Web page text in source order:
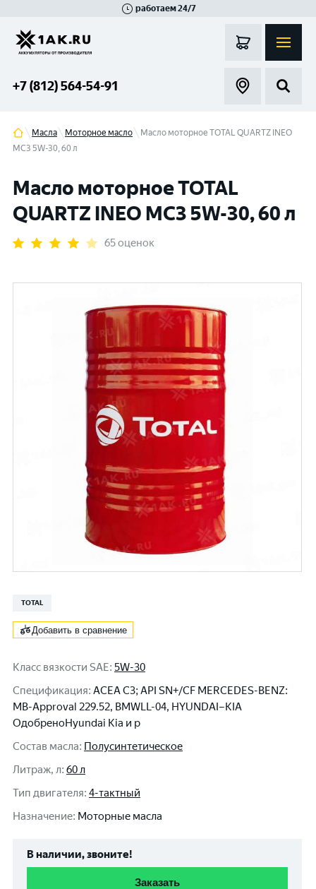
работаем 24/7
+7 (812) 564-54-91
Масла Моторное масло
Масло моторное TOTAL QUARTZ INEO
MC3 5W-30, 60 л
Масло моторное TOTAL
QUARTZ INEO MC3 5W-30, 60 л
65 оценок
TOTAL
Добавить в сравнение
Класс вязкости SAE: 5W-30
Спецификация: ACEA C3; API SN+/CF MERCEDES-BENZ:
MB-Approval 229.52, BMWLL-04, HYUNDAI–KIA
ОдобреноHyundai Kia и р
Состав масла: Полусинтетическое
Литраж, л: 60 л
Тип двигателя: 4-тактный
Назначение: Моторные масла
В наличии, звоните!
Заказать
Гатчина